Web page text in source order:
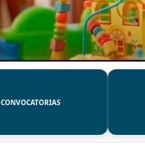
CONVOCATORIAS